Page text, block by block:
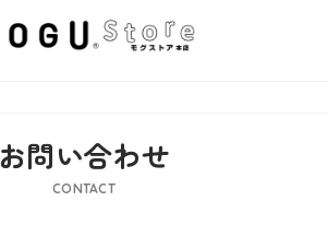
お問い合わせ
CONTACT